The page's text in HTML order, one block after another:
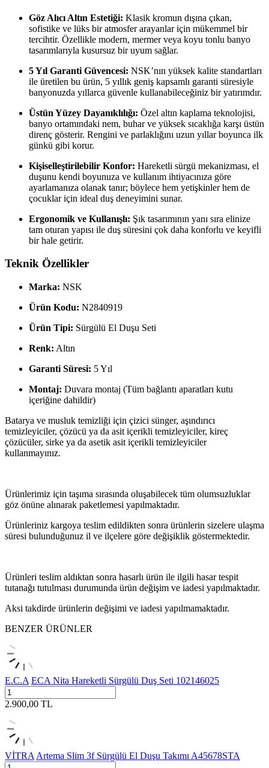
Göz Alıcı Altın Estetiği: Klasik kromun dışına çıkan,
sofistike ve lüks bir atmosfer arayanlar için mükemmel bir
tercihtir. Özellikle modern, mermer veya koyu tonlu banyo
tasarımlarıyla kusursuz bir uyum sağlar.
5 Yıl Garanti Güvencesi: NSK’nın yüksek kalite standartları
ile üretilen bu ürün, 5 yıllık geniş kapsamlı garanti süresiyle
banyonuzda yıllarca güvenle kullanabileceğiniz bir yatırımdır.
Üstün Yüzey Dayanıklılığı: Özel altın kaplama teknolojisi,
banyo ortamındaki nem, buhar ve yüksek sıcaklığa karşı üstün
direnç gösterir. Rengini ve parlaklığını uzun yıllar boyunca ilk
günkü gibi korur.
Kişiselleştirilebilir Konfor: Hareketli sürgü mekanizması, el
duşunu kendi boyunuza ve kullanım ihtiyacınıza göre
ayarlamanıza olanak tanır; böylece hem yetişkinler hem de
çocuklar için ideal duş deneyimini sunar.
Ergonomik ve Kullanışlı: Şık tasarımının yanı sıra elinize
tam oturan yapısı ile duş süresini çok daha konforlu ve keyifli
bir hale getirir.
Teknik Özellikler
Marka: NSK
Ürün Kodu: N2840919
Ürün Tipi: Sürgülü El Duşu Seti
Renk: Altın
Garanti Süresi: 5 Yıl
Montaj: Duvara montaj (Tüm bağlantı aparatları kutu
içeriğine dahildir)
Batarya ve musluk temizliği için çizici sünger, aşındırıcı
temizleyiciler, çözücü ya da asit içerikli temizleyiciler, kireç
çözücüler, sirke ya da asetik asit içerikli temizleyiciler
kullanmayınız.
Ürünlerimiz için taşıma sırasında oluşabilecek tüm olumsuzluklar
göz önüne alınarak paketlemesi yapılmaktadır.
Ürünleriniz kargoya teslim edildikten sonra ürünlerin sizelere ulaşma
süresi bulunduğunuz il ve ilçelere göre değişiklik göstermektedir.
Ürünleri teslim aldıktan sonra hasarlı ürün ile ilgili hasar tespit
tutanağı tutulması durumunda ürün değişim ve iadesi yapılmaktadır.
Aksi takdirde ürünlerin değişimi ve iadesi yapılmamaktadır.
BENZER ÜRÜNLER
E.C.A ECA Nita Hareketli Sürgülü Duş Seti 102146025
2.900,00 TL
VİTRA Artema Slim 3f Sürgülü El Duşu Takımı A45678STA